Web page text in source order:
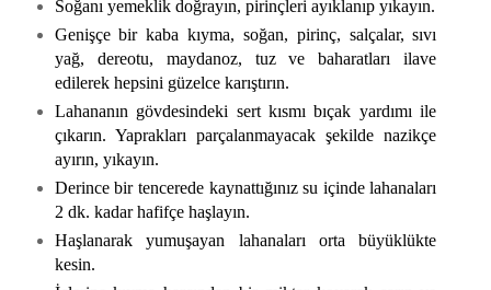
Soğanı yemeklik doğrayın, pirinçleri ayıklanıp yıkayın.
Genişçe bir kaba kıyma, soğan, pirinç, salçalar, sıvı
yağ, dereotu, maydanoz, tuz ve baharatları ilave
edilerek hepsini güzelce karıştırın.
Lahananın gövdesindeki sert kısmı bıçak yardımı ile
çıkarın. Yaprakları parçalanmayacak şekilde nazikçe
ayırın, yıkayın.
Derince bir tencerede kaynattığınız su içinde lahanaları
2 dk. kadar hafifçe haşlayın.
Haşlanarak yumuşayan lahanaları orta büyüklükte
kesin.